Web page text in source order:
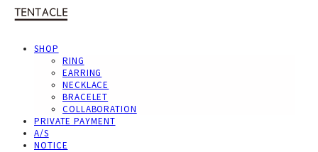
SHOP
RING
EARRING
NECKLACE
BRACELET
COLLABORATION
PRIVATE PAYMENT
A/S
NOTICE